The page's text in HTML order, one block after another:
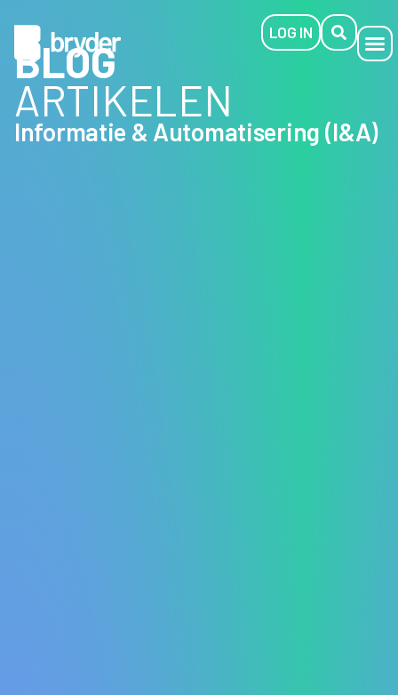
LOG IN
BLOG
ARTIKELEN
Informatie & Automatisering (I&A)